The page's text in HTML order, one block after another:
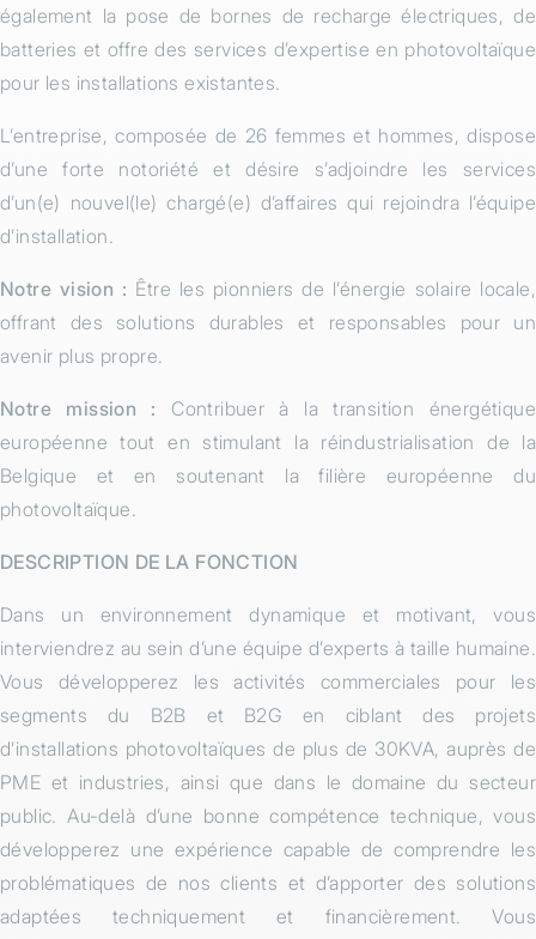
également la pose de bornes de recharge électriques, de
batteries et offre des services d’expertise en photovoltaïque
pour les installations existantes.
L’entreprise, composée de 26 femmes et hommes, dispose
d’une forte notoriété et désire s’adjoindre les services
d’un(e) nouvel(le) chargé(e) d’affaires qui rejoindra l’équipe
d’installation.
Notre vision : Être les pionniers de l’énergie solaire locale,
offrant des solutions durables et responsables pour un
avenir plus propre.
Notre mission : Contribuer à la transition énergétique
européenne tout en stimulant la réindustrialisation de la
Belgique et en soutenant la filière européenne du
photovoltaïque.
DESCRIPTION DE LA FONCTION
Dans un environnement dynamique et motivant, vous
interviendrez au sein d’une équipe d’experts à taille humaine.
Vous développerez les activités commerciales pour les
segments du B2B et B2G en ciblant des projets
d’installations photovoltaïques de plus de 30KVA, auprès de
PME et industries, ainsi que dans le domaine du secteur
public. Au-delà d’une bonne compétence technique, vous
développerez une expérience capable de comprendre les
problématiques de nos clients et d’apporter des solutions
adaptées techniquement et financièrement. Vous